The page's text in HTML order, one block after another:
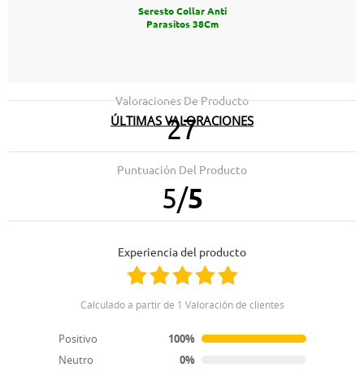
Seresto Collar Anti
Parasitos 38Cm
Valoraciones De Producto
27
Puntuación Del Producto
5/5
Experiencia del producto
Calculado a partir de 1 Valoración de clientes
Positivo
100%
Neutro
0%
ÚLTIMAS VALORACIONES
Encaja exactamente en lo que buscábamos.
11.03.2024
Al menos debería venir en una cajita con sus
instrucciones y poder apuntar la fecha q se lo pones, y
así recordar cuando cambiarlo d nuevo